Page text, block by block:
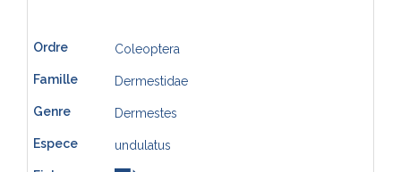
Coleoptera
Dermestidae
Dermestes
undulatus